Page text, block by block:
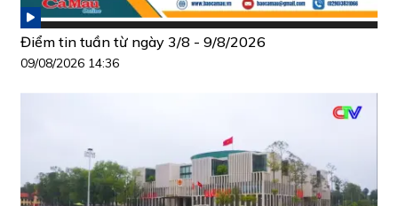
Điểm tin tuần từ ngày 3/8 - 9/8/2026
09/08/2026 14:36